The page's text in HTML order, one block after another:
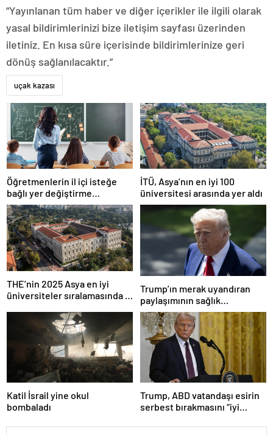
“Yayınlanan tüm haber ve diğer içerikler ile ilgili olarak
yasal bildirimlerinizi bize iletişim sayfası üzerinden
iletiniz. En kısa süre içerisinde bildirimlerinize geri
dönüş sağlanılacaktır.”
uçak kazası
Öğretmenlerin il içi isteğe
bağlı yer değiştirme
başvuruları ne zaman?
İTÜ, Asya’nın en iyi 100
üniversitesi arasında yer aldı
THE’nin 2025 Asya en iyi
üniversiteler sıralamasında 4
Trump’ın merak uyandıran
paylaşımının sağlık
sistemiyle ilgili kararname
olduğu anlaşıldı
Katil İsrail yine okul
bombaladı
Trump, ABD vatandaşı esirin
serbest bırakmasını “iyi
olarak değerlendirdi